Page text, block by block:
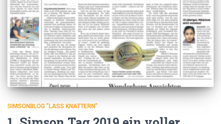
SIMSONBLOG "LASS KNATTERN"